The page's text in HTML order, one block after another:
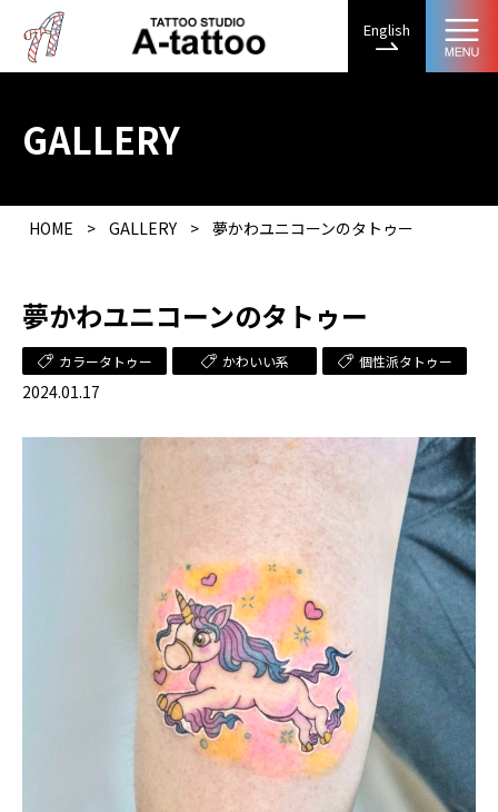
English
GALLERY
HOME > GALLERY > 夢かわユニコーンのタトゥー
夢かわユニコーンのタトゥー
カラータトゥー かわいい系 個性派タトゥー
2024.01.17